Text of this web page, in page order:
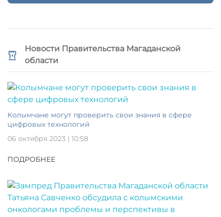
Новости Правительства Магаданской
области
Колымчане могут проверить свои знания в сфере
цифровых технологий
06 октября 2023 | 10:58
ПОДРОБНЕЕ